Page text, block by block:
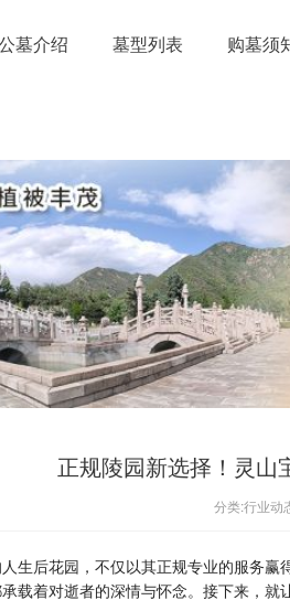
墓介绍 墓型列表 购墓须
正规陵园新选择！灵山
分类:行业动
人生后花园，不仅以其正规专业的服务
载着对逝者的深情与怀念。接下来，就